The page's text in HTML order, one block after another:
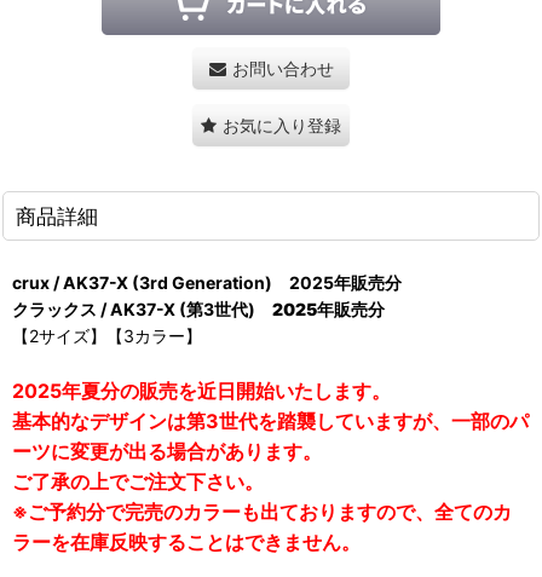
お問い合わせ
お気に入り登録
商品詳細
crux / AK37-X (3rd Generation) 2025年販売分
クラックス / AK37-X (第3世代) 2025年販売分
【2サイズ】【3カラー】
2025年夏分の販売を近日開始いたします。
基本的なデザインは第3世代を踏襲していますが、一部のパ
ーツに変更が出る場合があります。
ご了承の上でご注文下さい。
※ご予約分で完売のカラーも出ておりますので、全てのカ
ラーを在庫反映することはできません。